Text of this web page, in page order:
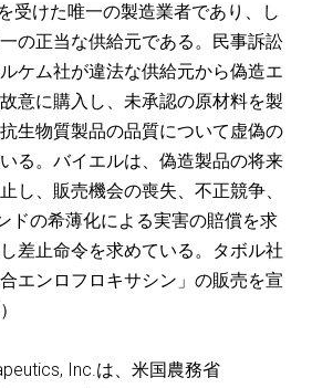
受けた唯一の製造業者であり、し
の正当な供給元である。民事訴訟
ケム社が違法な供給元から偽造エ
意に購入し、未承認の原材料を製
生物質製品の品質について虚偽の
る。バイエルは、偽造製品の将来
し、販売機会の喪失、不正競争、
ドの希薄化による実害の賠償を求
差止命令を求めている。タボル社
エンロフロキサシン」の販売を宣
Inc.は、米国農務省